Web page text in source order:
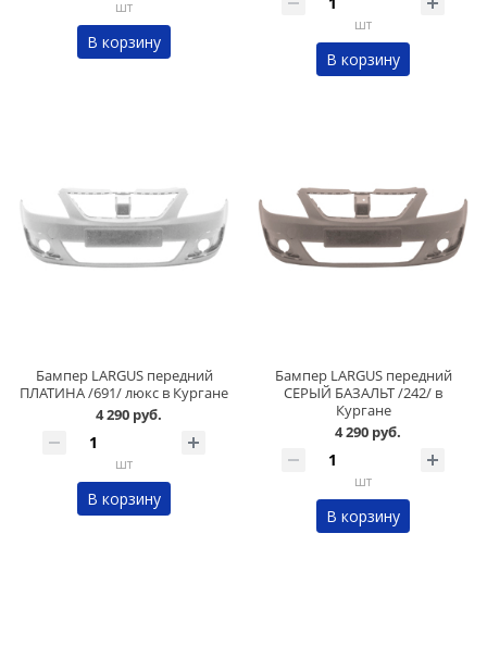
шт
В корзину
шт
В корзину
Бампер LARGUS передний
ПЛАТИНА /691/ люкс в Кургане
4 290 руб.
шт
В корзину
Бампер LARGUS передний
СЕРЫЙ БАЗАЛЬТ /242/ в
Кургане
4 290 руб.
шт
В корзину